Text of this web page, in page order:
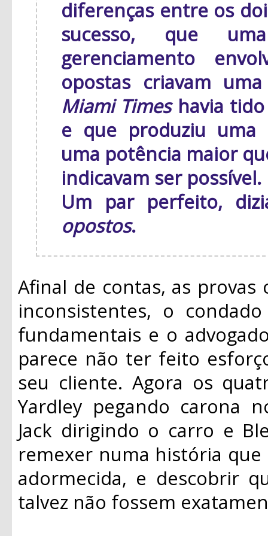
diferenças entre os
sucesso, que
gerenciamento
opostas criavam
Miami Timeshavia tido
e que produziu uma
uma potência maior
indicavam ser possível.
Um par perfeito,
opostos.
Afinal de contas, as
inconsistentes, o
fundamentais e o
parece não ter feito
seu cliente. Agora os
Yardley pegando carona
Jack dirigindo o carro e
remexer numa história
adormecida, e descobrir
talvez não fossem